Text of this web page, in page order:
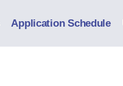
Application Schedule